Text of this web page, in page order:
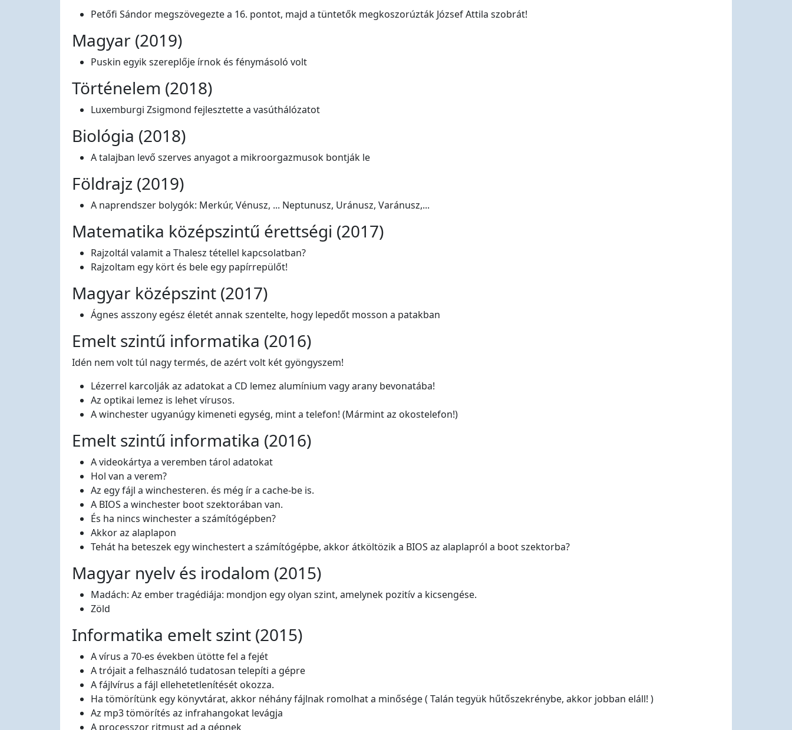
Petőfi Sándor megszövegezte a 16. pontot, majd a tüntetők megkoszorúzták József Attila szobrát!
Magyar (2019)
Puskin egyik szereplője írnok és fénymásoló volt
Történelem (2018)
Luxemburgi Zsigmond fejlesztette a vasúthálózatot
Biológia (2018)
A talajban levő szerves anyagot a mikroorgazmusok bontják le
Földrajz (2019)
A naprendszer bolygók: Merkúr, Vénusz, ... Neptunusz, Uránusz, Varánusz,...
Matematika középszintű érettségi (2017)
Rajzoltál valamit a Thalesz tétellel kapcsolatban?
Rajzoltam egy kört és bele egy papírrepülőt!
Magyar középszint (2017)
Ágnes asszony egész életét annak szentelte, hogy lepedőt mosson a patakban
Emelt szintű informatika (2016)
Idén nem volt túl nagy termés, de azért volt két gyöngyszem!
Lézerrel karcolják az adatokat a CD lemez alumínium vagy arany bevonatába!
Az optikai lemez is lehet vírusos.
A winchester ugyanúgy kimeneti egység, mint a telefon! (Mármint az okostelefon!)
Emelt szintű informatika (2016)
A videokártya a veremben tárol adatokat
Hol van a verem?
Az egy fájl a winchesteren. és még ír a cache-be is.
A BIOS a winchester boot szektorában van.
És ha nincs winchester a számítógépben?
Akkor az alaplapon
Tehát ha beteszek egy winchestert a számítógépbe, akkor átköltözik a BIOS az alaplapról a boot szektorba?
Magyar nyelv és irodalom (2015)
Madách: Az ember tragédiája: mondjon egy olyan szint, amelynek pozitív a kicsengése.
Zöld
Informatika emelt szint (2015)
A vírus a 70-es években ütötte fel a fejét
A trójait a felhasználó tudatosan telepíti a gépre
A fájlvírus a fájl ellehetetlenítését okozza.
Ha tömörítünk egy könyvtárat, akkor néhány fájlnak romolhat a minősége ( Talán tegyük hűtőszekrénybe, akkor jobban eláll! )
Az mp3 tömörítés az infrahangokat levágja
A processzor ritmust ad a gépnek